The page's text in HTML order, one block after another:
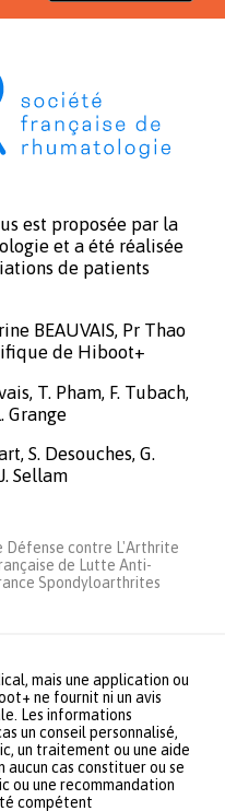
est proposée par la
et a été réalisée
de patients
BEAUVAIS, Pr Thao
de Hiboot+
T. Pham, F. Tubach,
Grange
S. Desouches, G.
Sellam
Défense contre L'Arthrite
de Lutte Anti-
Spondyloarthrites
mais une application ou
ne fournit ni un avis
Les informations
un conseil personnalisé,
un traitement ou une aide
cas constituer ou se
ou une recommandation
compétent